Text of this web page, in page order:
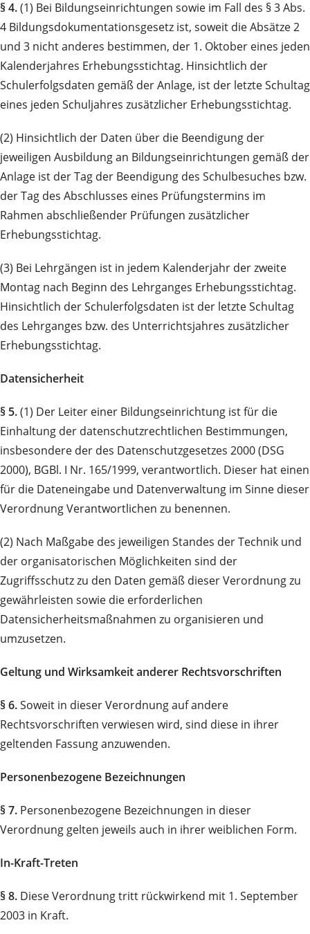
§ 4.(1) Bei Bildungseinrichtungen sowie im Fall des § 3 Abs.
4 Bildungsdokumentationsgesetz ist, soweit die Absätze 2
und 3 nicht anderes bestimmen, der 1. Oktober eines jeden
Kalenderjahres Erhebungsstichtag. Hinsichtlich der
Schulerfolgsdaten gemäß der Anlage, ist der letzte Schultag
eines jeden Schuljahres zusätzlicher Erhebungsstichtag.
(2) Hinsichtlich der Daten über die Beendigung der
jeweiligen Ausbildung an Bildungseinrichtungen gemäß der
Anlage ist der Tag der Beendigung des Schulbesuches bzw.
der Tag des Abschlusses eines Prüfungstermins im
Rahmen abschließender Prüfungen zusätzlicher
Erhebungsstichtag.
(3) Bei Lehrgängen ist in jedem Kalenderjahr der zweite
Montag nach Beginn des Lehrganges Erhebungsstichtag.
Hinsichtlich der Schulerfolgsdaten ist der letzte Schultag
des Lehrganges bzw. des Unterrichtsjahres zusätzlicher
Erhebungsstichtag.
Datensicherheit
§ 5.(1) Der Leiter einer Bildungseinrichtung ist für die
Einhaltung der datenschutzrechtlichen Bestimmungen,
insbesondere der des Datenschutzgesetzes 2000 (DSG
2000), BGBl. I Nr. 165/1999, verantwortlich. Dieser hat einen
für die Dateneingabe und Datenverwaltung im Sinne dieser
Verordnung Verantwortlichen zu benennen.
(2) Nach Maßgabe des jeweiligen Standes der Technik und
der organisatorischen Möglichkeiten sind der
Zugriffsschutz zu den Daten gemäß dieser Verordnung zu
gewährleisten sowie die erforderlichen
Datensicherheitsmaßnahmen zu organisieren und
umzusetzen.
Geltung und Wirksamkeit anderer Rechtsvorschriften
§ 6.Soweit in dieser Verordnung auf andere
Rechtsvorschriften verwiesen wird, sind diese in ihrer
geltenden Fassung anzuwenden.
Personenbezogene Bezeichnungen
§ 7. Personenbezogene Bezeichnungen in dieser
Verordnung gelten jeweils auch in ihrer weiblichen Form.
In-Kraft-Treten
§ 8. Diese Verordnung tritt rückwirkend mit 1. September
2003 in Kraft.